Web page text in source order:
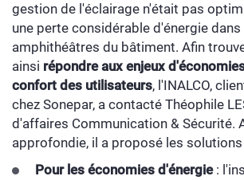
gestion de l'éclairage n'était pas
une perte considérable d'énergie
amphithéâtres du bâtiment. Afin
ainsi répondre aux enjeux
confort des utilisateurs, l'INALCO,
chez Sonepar, a contacté Théophile
d'affaires Communication & Sécurité.
approfondie, il a proposé les
Pour les économies d'énergie: